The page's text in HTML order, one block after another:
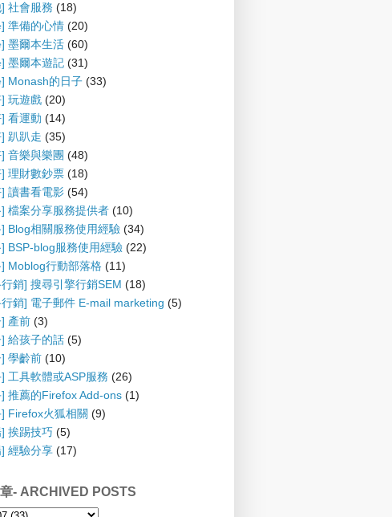
社會服務 (18)
準備的心情 (20)
墨爾本生活 (60)
墨爾本遊記 (31)
Monash的日子 (33)
玩遊戲 (20)
看運動 (14)
趴趴走 (35)
音樂與樂團 (48)
理財數鈔票 (18)
讀書看電影 (54)
檔案分享服務提供者 (10)
Blog相關服務使用經驗 (34)
BSP-blog服務使用經驗 (22)
Moblog行動部落格 (11)
銷] 搜尋引擎行銷SEM (18)
銷] 電子郵件 E-mail marketing (5)
產前 (3)
給孩子的話 (5)
學齡前 (10)
工具軟體或ASP服務 (26)
推薦的Firefox Add-ons (1)
Firefox火狐相關 (9)
挨踢技巧 (5)
經驗分享 (17)
- ARCHIVED POSTS